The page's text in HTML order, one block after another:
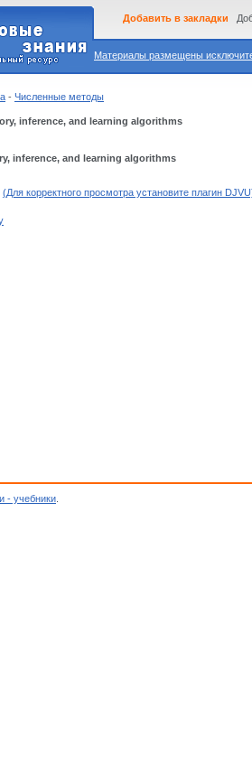
Материалы размещены
Добавить в закладки
- Численные методы
inference, and learning algorithms
inference, and learning algorithms
(Для корректного просмотра установите плагин
- учебники